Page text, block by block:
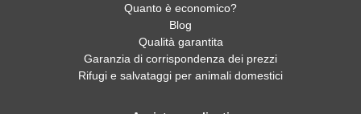
Quanto è economico?
Blog
Qualità garantita
Garanzia di corrispondenza dei prezzi
Rifugi e salvataggi per animali domestici